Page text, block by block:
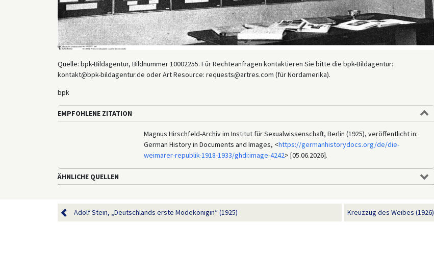
Quelle: bpk-Bildagentur, Bildnummer 10002255. Für Rechteanfragen kontaktieren Sie bitte die bpk-Bildagentur:
kontakt@bpk-bildagentur.de oder Art Resource: requests@artres.com (für Nordamerika).
bpk
EMPFOHLENE ZITATION
Magnus Hirschfeld-Archiv im Institut für Sexualwissenschaft, Berlin (1925), veröffentlicht in:
German History in Documents and Images, <https://germanhistorydocs.org/de/die-
weimarer-republik-1918-1933/ghdi:image-4242> [05.06.2026].
ÄHNLICHE QUELLEN
Adolf Stein, „Deutschlands erste Modekönigin“ (1925) Kreuzzug des Weibes (1926)